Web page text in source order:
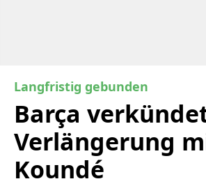
Langfristig gebunden
Barça
Verlängerung
Koundé